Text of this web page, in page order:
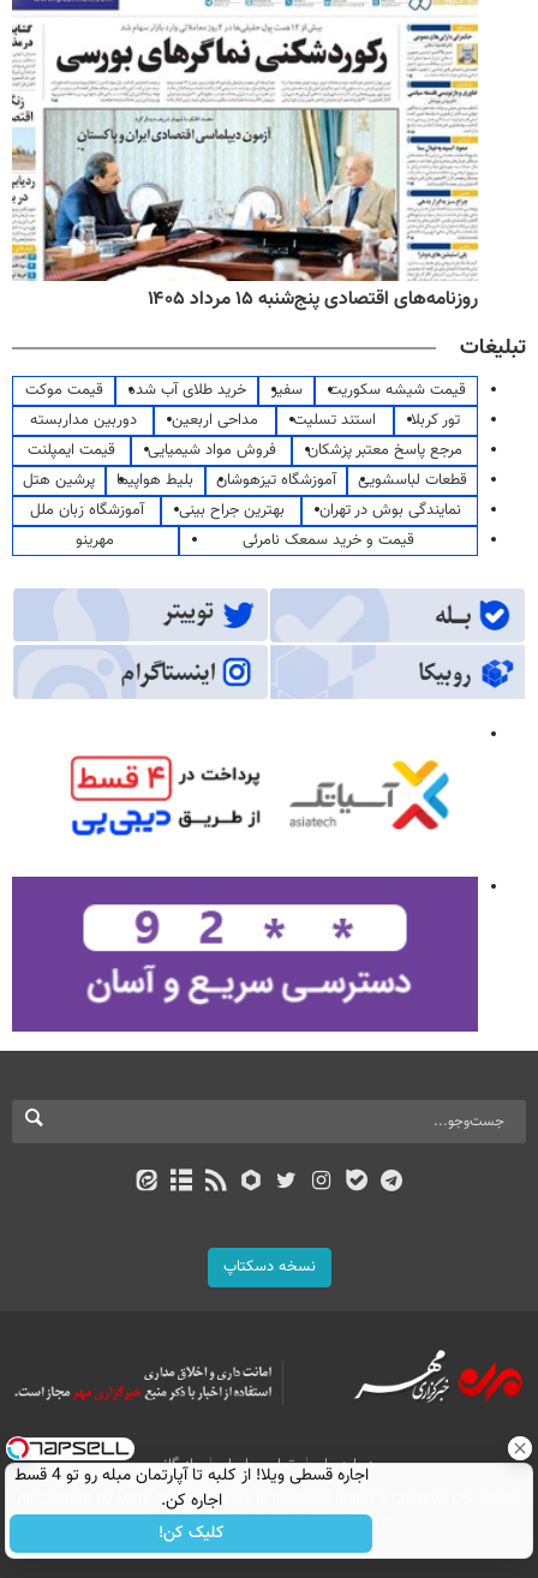
روزنامه‌های اقتصادی پنج‌شنبه ۱۵ مرداد ۱۴۰۵
تبلیغات
قیمت شیشه سکوریت سفیر خرید طلای آب شده
قیمت موکت
تور کربلا
استند تسلیت مداحی اربعین
دوربین مداربسته
مرجع پاسخ معتبر پزشکان
فروش مواد شیمیایی
قیمت ایمپلنت
قطعات لباسشویی
آموزشگاه تیزهوشان بلیط هواپیما
پرشین هتل
نمایندگی بوش در تهران
بهترین جراح بینی
آموزشگاه زبان ملل
قیمت و خرید سمعک نامرئی
مهرینو
نسخه دسکتاپ
درباره ما تماس با ما
بازرگانی
All Content by Mehr News Agency is licensed under a Creative Commons
Attribution 4.0 International License.
اجاره‌ قسطی ویلا! از کلبه تا آپارتمان مبله رو تو 4 قسط
اجاره کن.
کلیک کن!